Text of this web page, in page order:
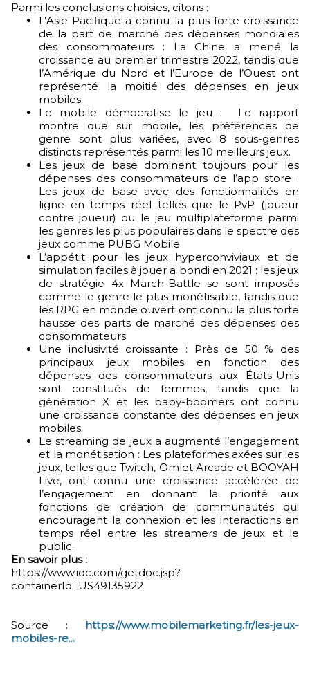
Parmi les conclusions choisies, citons :
L’Asie-Pacifique a connu la plus forte croissance
de la part de marché des dépenses mondiales
des consommateurs : La Chine a mené la
croissance au premier trimestre 2022, tandis que
l’Amérique du Nord et l’Europe de l’Ouest ont
représenté la moitié des dépenses en jeux
mobiles.
Le mobile démocratise le jeu : Le rapport
montre que sur mobile, les préférences de
genre sont plus variées, avec 8 sous-genres
distincts représentés parmi les 10 meilleurs jeux.
Les jeux de base dominent toujours pour les
dépenses des consommateurs de l’app store :
Les jeux de base avec des fonctionnalités en
ligne en temps réel telles que le PvP (joueur
contre joueur) ou le jeu multiplateforme parmi
les genres les plus populaires dans le spectre des
jeux comme PUBG Mobile.
L’appétit pour les jeux hyperconviviaux et de
simulation faciles à jouer a bondi en 2021 : les jeux
de stratégie 4x March-Battle se sont imposés
comme le genre le plus monétisable, tandis que
les RPG en monde ouvert ont connu la plus forte
hausse des parts de marché des dépenses des
consommateurs.
Une inclusivité croissante : Près de 50 % des
principaux jeux mobiles en fonction des
dépenses des consommateurs aux États-Unis
sont constitués de femmes, tandis que la
génération X et les baby-boomers ont connu
une croissance constante des dépenses en jeux
mobiles.
Le streaming de jeux a augmenté l’engagement
et la monétisation : Les plateformes axées sur les
jeux, telles que Twitch, Omlet Arcade et BOOYAH
Live, ont connu une croissance accélérée de
l’engagement en donnant la priorité aux
fonctions de création de communautés qui
encouragent la connexion et les interactions en
temps réel entre les streamers de jeux et le
public.
En savoir plus :
https://www.idc.com/getdoc.jsp?
containerId=US49135922
Source : https://www.mobilemarketing.fr/les-jeux-
mobiles-re...